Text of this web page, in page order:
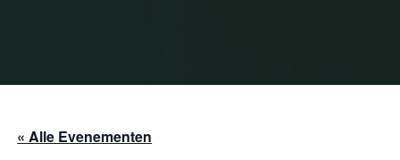
« Alle Evenementen